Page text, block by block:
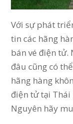
Với sự phát
tin các hãng
bán vé điện tử.
đâu cũng có
hãng hàng
điện tử tại Thái
Nguyên hãy